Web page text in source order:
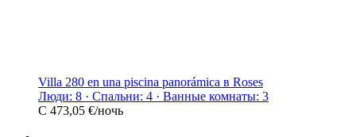
Villa 280 en una piscina panorámica в Roses
Люди: 8 · Спальни: 4 · Ванные комнаты: 3
С 473,05 €/ночь